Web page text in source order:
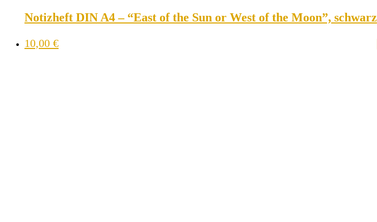
Notizheft DIN A4 – “East of the Sun or West of the Moon”, schwarz
10,00 €